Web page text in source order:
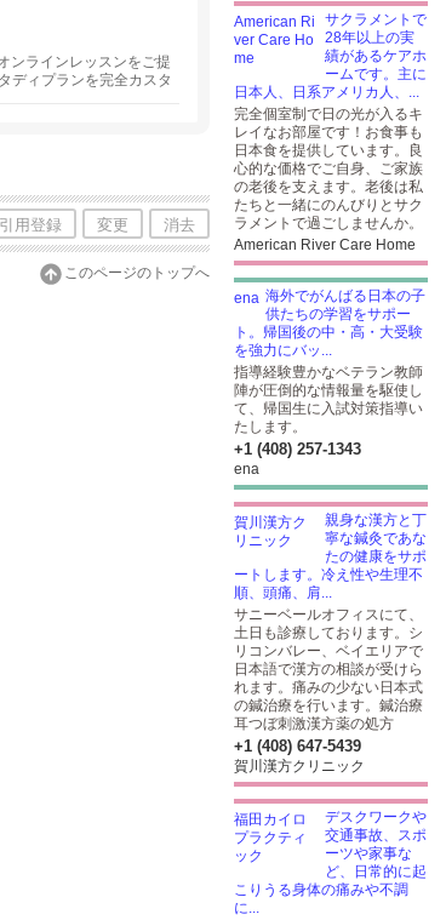
ンラインレッスンをご提
ディプランを完全カスタ
引用登録 変更 消去
このページのトップへ
サクラメントで
28年以上の実
績があるケアホ
ームです。主に
日本人、日系アメリカ人、...
完全個室制で日の光が入るキ
レイなお部屋です！お食事も
日本食を提供しています。良
心的な価格でご自身、ご家族
の老後を支えます。老後は私
たちと一緒にのんびりとサク
ラメントで過ごしませんか。
American River Care Home
海外でがんばる日本の子
供たちの学習をサポー
ト。帰国後の中・高・大受験
を強力にバッ...
指導経験豊かなベテラン教師
陣が圧倒的な情報量を駆使し
て、帰国生に入試対策指導い
たします。
+1 (408) 257-1343
ena
親身な漢方と丁
寧な鍼灸であな
たの健康をサポ
ートします。冷え性や生理不
順、頭痛、肩...
サニーベールオフィスにて、
土日も診療しております。シ
リコンバレー、ベイエリアで
日本語で漢方の相談が受けら
れます。痛みの少ない日本式
の鍼治療を行います。鍼治療
耳つぼ刺激漢方薬の処方
+1 (408) 647-5439
賀川漢方クリニック
デスクワークや
交通事故、スポ
ーツや家事な
ど、日常的に起
こりうる身体の痛みや不調
に...